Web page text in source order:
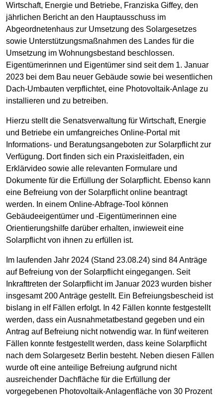
Wirtschaft, Energie und Betriebe, Franziska Giffey, den
jährlichen Bericht an den Hauptausschuss im
Abgeordnetenhaus zur Umsetzung des Solargesetzes
sowie Unterstützungsmaßnahmen des Landes für die
Umsetzung im Wohnungsbestand beschlossen.
Eigentümerinnen und Eigentümer sind seit dem 1. Januar
2023 bei dem Bau neuer Gebäude sowie bei wesentlichen
Dach-Umbauten verpflichtet, eine Photovoltaik-Anlage zu
installieren und zu betreiben.
Hierzu stellt die Senatsverwaltung für Wirtschaft, Energie
und Betriebe ein umfangreiches Online-Portal mit
Informations- und Beratungsangeboten zur Solarpflicht zur
Verfügung. Dort finden sich ein Praxisleitfaden, ein
Erklärvideo sowie alle relevanten Formulare und
Dokumente für die Erfüllung der Solarpflicht. Ebenso kann
eine Befreiung von der Solarpflicht online beantragt
werden. In einem Online-Abfrage-Tool können
Gebäudeeigentümer und -Eigentümerinnen eine
Orientierungshilfe darüber erhalten, inwieweit eine
Solarpflicht von ihnen zu erfüllen ist.
Im laufenden Jahr 2024 (Stand 23.08.24) sind 84 Anträge
auf Befreiung von der Solarpflicht eingegangen. Seit
Inkrafttreten der Solarpflicht im Januar 2023 wurden bisher
insgesamt 200 Anträge gestellt. Ein Befreiungsbescheid ist
bislang in elf Fällen erfolgt. In 42 Fällen konnte festgestellt
werden, dass ein Ausnahmetatbestand gegeben und ein
Antrag auf Befreiung nicht notwendig war. In fünf weiteren
Fällen konnte festgestellt werden, dass keine Solarpflicht
nach dem Solargesetz Berlin besteht. Neben diesen Fällen
wurde oft eine anteilige Befreiung aufgrund nicht
ausreichender Dachfläche für die Erfüllung der
vorgegebenen Photovoltaik-Anlagenfläche von 30 Prozent